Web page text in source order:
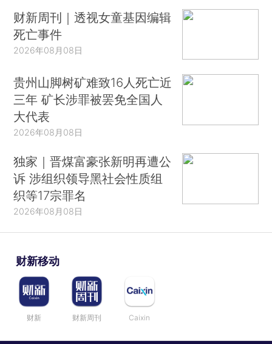
财新周刊｜透视女童基因编辑
死亡事件
2026年08月08日
贵州山脚树矿难致16人死亡近
三年 矿长涉罪被罢免全国人
大代表
2026年08月08日
独家｜晋煤富豪张新明再遭公
诉 涉组织领导黑社会性质组
织等17宗罪名
2026年08月08日
财新移动
财新 财新周刊 Caixin